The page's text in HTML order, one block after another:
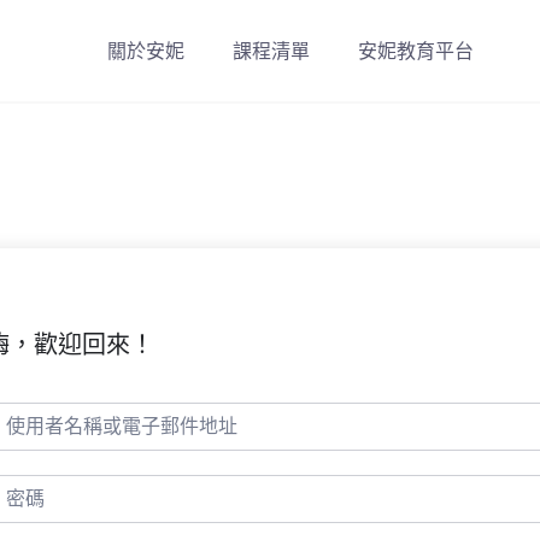
關於安妮 課程清單 安妮教育平台
，歡迎回來！